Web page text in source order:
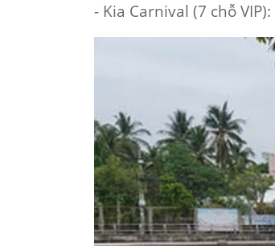
- Kia Carnival (7 chỗ VIP):